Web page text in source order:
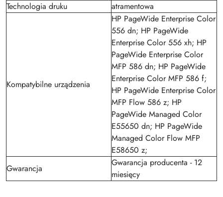
Technologia druku
atramentowa
Kompatybilne urządzenia
HP PageWide Enterprise Color
556 dn; HP PageWide
Enterprise Color 556 xh; HP
PageWide Enterprise Color
MFP 586 dn; HP PageWide
Enterprise Color MFP 586 f;
HP PageWide Enterprise Color
MFP Flow 586 z; HP
PageWide Managed Color
E55650 dn; HP PageWide
Managed Color Flow MFP
E58650 z;
Gwarancja
Gwarancja producenta - 12
miesięcy